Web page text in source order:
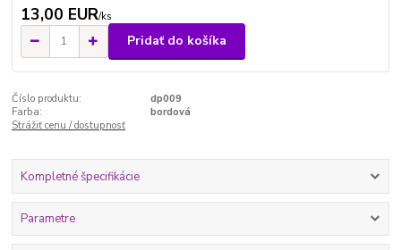
13,00 EUR/ks
Pridať do košíka
Číslo produktu:
dp009
Farba:
bordová
Strážiť cenu / dostupnosť
Kompletné špecifikácie
Parametre